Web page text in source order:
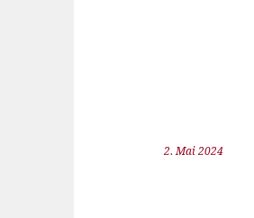
2. Mai 2024